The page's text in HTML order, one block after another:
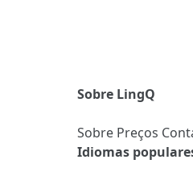
Sobre LingQ
Sobre Preços
Idiomas